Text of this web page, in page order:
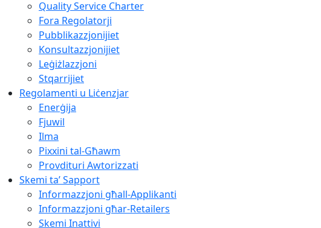
Quality Service Charter
Fora Regolatorji
Pubblikazzjonijiet
Konsultazzjonijiet
Leġiżlazzjoni
Stqarrijiet
Regolamenti u Liċenzjar
Enerġija
Fjuwil
Ilma
Pixxini tal-Għawm
Provdituri Awtorizzati
Skemi ta’ Sapport
Informazzjoni għall-Applikanti
Informazzjoni għar-Retailers
Skemi Inattivi